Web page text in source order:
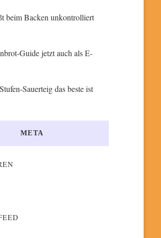
beim Backen unkontrolliert
Guide jetzt auch als E-
Sauerteig das beste ist
META